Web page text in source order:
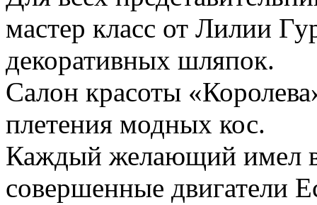
мастер класс от Лилии
декоративных шляпок.
Салон красоты
плетения модных кос.
Каждый желающий имел
совершенные двигатели